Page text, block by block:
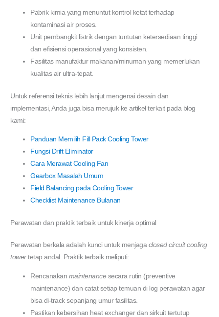
Pabrik kimia yang menuntut kontrol ketat terhadap
kontaminasi air proses.
Unit pembangkit listrik dengan tuntutan ketersediaan tinggi
dan efisiensi operasional yang konsisten.
Fasilitas manufaktur makanan/minuman yang memerlukan
kualitas air ultra-tepat.
Untuk referensi teknis lebih lanjut mengenai desain dan
implementasi, Anda juga bisa merujuk ke artikel terkait pada blog
kami:
Panduan Memilih Fill Pack Cooling Tower
Fungsi Drift Eliminator
Cara Merawat Cooling Fan
Gearbox Masalah Umum
Field Balancing pada Cooling Tower
Checklist Maintenance Bulanan
Perawatan dan praktik terbaik untuk kinerja optimal
Perawatan berkala adalah kunci untuk menjaga closed circuit cooling
towertetap andal. Praktik terbaik meliputi:
Rencanakan maintenancesecara rutin (preventive
maintenance) dan catat setiap temuan di log perawatan agar
bisa di-track sepanjang umur fasilitas.
Pastikan kebersihan heat exchanger dan sirkuit tertutup